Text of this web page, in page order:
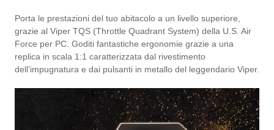
Porta le prestazioni del tuo abitacolo a un livello superiore,
grazie al Viper TQS (Throttle Quadrant System) della U.S. Air
Force per PC. Goditi fantastiche ergonomie grazie a una
replica in scala 1:1 caratterizzata dal rivestimento
dell’impugnatura e dai pulsanti in metallo del leggendario Viper.